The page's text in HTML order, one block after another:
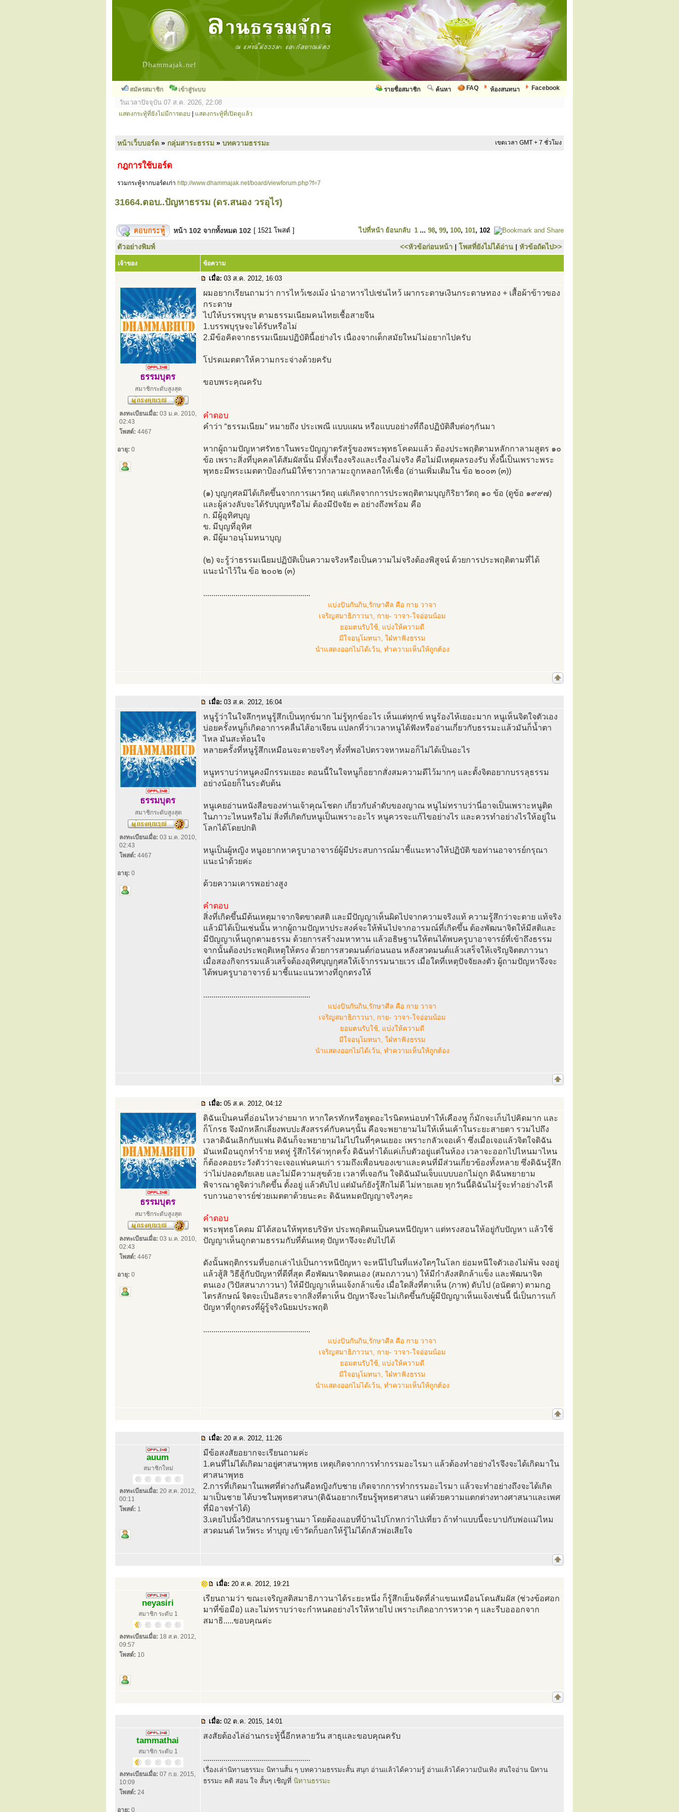
สมัครสมาชิก เข้าสู่ระบบ Facebook
ห้องสนทนา
FAQ
ค้นหา
รายชื่อสมาชิก
วันเวลาปัจจุบัน 07 ส.ค. 2026, 22:08
แสดงกระทู้ที่ยังไม่มีการตอบ แสดงกระทู้ที่เปิดดูแล้ว
หน้าเว็บบอร์ด » กลุ่มสาระธรรม » บทความธรรมะ เขตเวลา GMT + 7 ชั่วโมง
กฎการใช้บอร์ด
รวมกระทู้จากบอร์ดเก่า http://www.dhammajak.net/board/viewforum.php?f=7
31664.ตอบ..ปัญหาธรรม (ดร.สนอง วรอุไร)
หน้า 102 จากทั้งหมด 102 [ 1521 โพสต์ ] ไปที่หน้า ย้อนกลับ 1 ... 98, 99, 100, 101, 102
ตัวอย่างพิมพ์ <<หัวข้อก่อนหน้า | โพสที่ยังไม่ได้อ่าน | หัวข้อถัดไป>>
เจ้าของ ข้อความ
เมื่อ: 03 ส.ค. 2012, 16:03
ธรรมบุตร
สมาชิกระดับสูงสุด
ลงทะเบียนเมื่อ: 03 ม.ค. 2010,
02:43
โพสต์: 4467
อายุ: 0
ผมอยากเรียนถามว่า การไหว้เชงเม้ง นำอาหารไปเซ่นไหว้ เผากระดาษเงินกระดาษทอง + เสื้อผ้าข้าวของ
กระดาษ
ไปให้บรรพบุรุษ ตามธรรมเนียมคนไทยเชื้อสายจีน
1.บรรพบุรุษจะได้รับหรือไม่
2.มีข้อคิดจากธรรมเนียมปฏิบัตินี้อย่างไร เนื่องจากเด็กสมัยใหม่ไม่อยากไปครับ
โปรดเมตตาให้ความกระจ่างด้วยครับ
ขอบพระคุณครับ
คำตอบ
คำว่า “ธรรมเนียม” หมายถึง ประเพณี แบบแผน หรือแบบอย่างที่ถือปฏิบัติสืบต่อๆกันมา
หากผู้ถามปัญหาศรัทธาในพระปัญญาตรัสรู้ของพระพุทธโคดมแล้ว ต้องประพฤติตามหลักกาลามสูตร ๑๐
ข้อ เพราะสิ่งที่บุคคลได้สัมผัสนั้น มีทั้งเรื่องจริงและเรื่องไม่จริง คือไม่มีเหตุผลรองรับ ทั้งนี้เป็นเพราะพระ
พุทธะมีพระเมตตาป้องกันมิให้ชาวกาลามะถูกหลอกให้เชื่อ (อ่านเพิ่มเติมใน ข้อ ๒๐๐๓ (๓))
(๑) บุญกุศลมิได้เกิดขึ้นจากการเผาวัตถุ แต่เกิดจากการประพฤติตามบุญกิริยาวัตถุ ๑๐ ข้อ (ดูข้อ ๑๙๙๗)
และผู้ล่วงลับจะได้รับบุญหรือไม่ ต้องมีปัจจัย ๓ อย่างถึงพร้อม คือ
ก. มีผู้อุทิศบุญ
ข. มีบุญที่อุทิศ
ค. มีผู้มาอนุโมทนาบุญ
(๒) จะรู้ว่าธรรมเนียมปฏิบัติเป็นความจริงหรือเป็นความไม่จริงต้องพิสูจน์ ด้วยการประพฤติตามที่ได้
แนะนำไว้ใน ข้อ ๒๐๐๒ (๓)
.....................................................
แบ่งปันกันกิน,รักษาศีล คือ กาย วาจา
เจริญสมาธิภาวนา, กาย- วาจา-ใจอ่อนน้อม
ยอมตนรับใช้, แบ่งให้ความดี
มีใจอนุโมทนา, ใฝ่หาฟังธรรม
นำแสดงออกไม่ได้เว้น, ทำความเห็นให้ถูกต้อง
เมื่อ: 03 ส.ค. 2012, 16:04
ธรรมบุตร
สมาชิกระดับสูงสุด
ลงทะเบียนเมื่อ: 03 ม.ค. 2010,
02:43
โพสต์: 4467
อายุ: 0
หนูรู้ว่าในใจลึกๆหนูรู้สึกเป็นทุกข์มาก ไม่รู้ทุกข์อะไร เห็นแต่ทุกข์ หนูร้องไห้เยอะมาก หนูเห็นจิตใจตัวเอง
บ่อยครั้งหนูก็เกิดอาการคลื่นไส้อาเจียน แปลกที่ว่าเวลาหนูได้ฟังหรืออ่านเกี่ยวกับธรรมะแล้วมันก็น้ำตา
ไหล มันสะท้อนใจ
หลายครั้งที่หนูรู้สึกเหมือนจะตายจริงๆ ทั้งที่พอไปตรวจหาหมอก็ไม่ได้เป็นอะไร
หนูทราบว่าหนูคงมีกรรมเยอะ ตอนนี้ในใจหนูก็อยากสั่งสมความดีไว้มากๆ และตั้งจิตอยากบรรลุธรรม
อย่างน้อยก็ในระดับต้น
หนูเคยอ่านหนังสือของท่านเจ้าคุณโชดก เกี่ยวกับลำดับของญาณ หนูไม่ทราบว่านี่อาจเป็นเพราะหนูติด
ในภาวะไหนหรือไม่ สิ่งที่เกิดกับหนูเป็นเพราะอะไร หนูควรจะแก้ไขอย่างไร และควรทำอย่างไรให้อยู่ใน
โลกได้โดยปกติ
หนูเป็นผู้หญิง หนูอยากหาครูบาอาจารย์ผู้มีประสบการณ์มาชี้แนะทางให้ปฏิบัติ ขอท่านอาจารย์กรุณา
แนะนำด้วยค่ะ
ด้วยความเคารพอย่างสูง
คำตอบ
สิ่งที่เกิดขึ้นมีต้นเหตุมาจากจิตขาดสติ และมีปัญญาเห็นผิดไปจากความจริงแท้ ความรู้สึกว่าจะตาย แท้จริง
แล้วมิได้เป็นเช่นนั้น หากผู้ถามปัญหาประสงค์จะให้พ้นไปจากอารมณ์ที่เกิดขึ้น ต้องพัฒนาจิตให้มีสติและ
มีปัญญาเห็นถูกตามธรรม ด้วยการสร้างมหาทาน แล้วอธิษฐานให้ตนได้พบครูบาอาจารย์ที่เข้าถึงธรรม
จากนั้นต้องประพฤติเหตุให้ตรง ด้วยการสวดมนต์ก่อนนอน หลังสวดมนต์แล้วเสร็จให้เจริญจิตตภาวนา
เมื่อสองกิจกรรมแล้วเสร็จต้องอุทิศบุญกุศลให้เจ้ากรรมนายเวร เมื่อใดที่เหตุปัจจัยลงตัว ผู้ถามปัญหาจึงจะ
ได้พบครูบาอาจารย์ มาชี้แนะแนวทางที่ถูกตรงให้
.....................................................
แบ่งปันกันกิน,รักษาศีล คือ กาย วาจา
เจริญสมาธิภาวนา, กาย- วาจา-ใจอ่อนน้อม
ยอมตนรับใช้, แบ่งให้ความดี
มีใจอนุโมทนา, ใฝ่หาฟังธรรม
นำแสดงออกไม่ได้เว้น, ทำความเห็นให้ถูกต้อง
เมื่อ: 05 ส.ค. 2012, 04:12
ธรรมบุตร
สมาชิกระดับสูงสุด
ลงทะเบียนเมื่อ: 03 ม.ค. 2010,
02:43
โพสต์: 4467
อายุ: 0
ดิฉันเป็นคนที่อ่อนไหวง่ายมาก หากใครทักหรือพูดอะไรนิดหน่อบทำให้เคืองหู ก็มักจะเก็บไปคิดมาก และ
ก็โกรธ จึงมักหลีกเลี่ยงพบปะสังสรรค์กับคนๆนั้น คือจะพยายามไม่ให้เห็นเค้าในระยะสายตา รวมไปถึง
เวลาดิฉันเลิกกับแฟน ดิฉันก็จะพยายามไม่ไปในที่ๆคนเยอะ เพราะกลัวเจอเค้า ซึ่งเมื่อเจอแล้วจิตใจดิฉัน
มันเหมือนถูกทำร้าย หดหู่ รู้สึกไร้ค่าทุกครั้ง ดิฉันทำได้แค่เก็บตัวอยู่แต่ในห้อง เวลาจะออกไปไหนมาไหน
ก็ต้องคอยระวังตัวว่าจะเจอแฟนคนเก่า รวมถึงเพื่อนของเขาและคนที่มีส่วนเกี่ยวข้องทั้งหลาย ซึ่งดิฉันรู้สึก
ว่าไม่ปลอดภัยเลย และไม่มีความสุขด้วย เวลาที่เจอกัน ใจดิฉันมันเจ็บแบบบอกไม่ถูก ดิฉันพยายาม
พิจารณาดูจิตว่าเกิดขึ้น ตั้งอยู่ แล้วดับไป แต่มันก้ยังรู้สึกไม่ดี ไม่หายเลย ทุกวันนี้ดิฉันไม่รู้จะทำอย่างไรดี
รบกวนอาจารย์ช่วยเมตตาด้วยนะคะ ดิฉันหมดปัญญาจริงๆคะ
คำตอบ
พระพุทธโคดม มิได้สอนให้พุทธบริษัท ประพฤติตนเป็นคนหนีปัญหา แต่ทรงสอนให้อยู่กับปัญหา แล้วใช้
ปัญญาเห็นถูกตามธรรมกับที่ต้นเหตุ ปัญหาจึงจะดับไปได้
ดังนั้นพฤติกรรมที่บอกเล่าไปเป็นการหนีปัญหา จะหนีไปในที่แห่งใดๆในโลก ย่อมหนีใจตัวเองไม่พ้น จงอยู่
แล้วสู้สิ วิธีสู้กับปัญหาที่ดีที่สุด คือพัฒนาจิตตนเอง (สมถภาวนา) ให้มีกำลังสติกล้าแข็ง และพัฒนาจิต
ตนเอง (วิปัสสนาภาวนา) ให้มีปัญญาเห็นแจ้งกล้าแข็ง เมื่อใดสิ่งที่ตาเห็น (ภาพ) ดับไป (อนัตตา) ตามกฎ
ไตรลักษณ์ จิตจะเป็นอิสระจากสิ่งที่ตาเห็น ปัญหาจึงจะไม่เกิดขึ้นกับผู้มีปัญญาเห็นแจ้งเช่นนี้ นี่เป็นการแก้
ปัญหาที่ถูกตรงที่ผู้รู้จริงนิยมประพฤติ
.....................................................
แบ่งปันกันกิน,รักษาศีล คือ กาย วาจา
เจริญสมาธิภาวนา, กาย- วาจา-ใจอ่อนน้อม
ยอมตนรับใช้, แบ่งให้ความดี
มีใจอนุโมทนา, ใฝ่หาฟังธรรม
นำแสดงออกไม่ได้เว้น, ทำความเห็นให้ถูกต้อง
เมื่อ: 20 ส.ค. 2012, 11:26
auum
สมาชิกใหม่
ลงทะเบียนเมื่อ: 20 ส.ค. 2012,
00:11
โพสต์: 1
มีข้อสงสัยอยากจะเรียนถามค่ะ
1.คนที่ไม่ได้เกิดมาอยู่ศาสนาพุทธ เหตุเกิดจากการทำกรรมอะไรมา แล้วต้องทำอย่างไรจึงจะได้เกิดมาใน
ศาสนาพุทธ
2.การที่เกิดมาในเพศที่ต่างกันคือหญิงกับชาย เกิดจากการทำกรรมอะไรมา แล้วจะทำอย่างถึงจะได้เกิด
มาเป็นชาย ได้บวชในพุทธศาสนา(ดิฉันอยากเรียนรู้พุทธศาสนา แต่ด้วยความแตกต่างทางศาสนาและเพศ
ที่มิอาจทำได้)
3.เคยไปนั้งวิปัสนากรรมฐานมา โดยต้องแอบที่บ้านไปโกหกว่าไปเที่ยว ถ้าทำแบบนี้จะบาปกับพ่อแม่ไหม
สวดมนต์ ไหว้พระ ทำบุญ เข้าวัดก็บอกให้รู้ไม่ได้กลัวพ่อเสียใจ
เมื่อ: 20 ส.ค. 2012, 19:21
neyasiri
สมาชิก ระดับ 1
ลงทะเบียนเมื่อ: 18 ส.ค. 2012,
09:57
โพสต์: 10
เรียนถามว่า ขณะเจริญสติสมาธิภาวนาได้ระยะหนึ่ง ก็รู้สึกเย็นจัดที่ลำแขนเหมือนโดนสัมผัส (ช่วงข้อศอก
มาที่ข้อมือ) และไม่ทราบว่าจะกำหนดอย่างไรให้หายไป เพราะเกิดอาการหวาด ๆ และรีบอออกจาก
สมาธิ.....ขอบคุณค่ะ
เมื่อ: 02 ต.ค. 2015, 14:01
tammathai
สมาชิก ระดับ 1
ลงทะเบียนเมื่อ: 07 ก.ย. 2015,
10:09
โพสต์: 24
อายุ: 0
สงสัยต้องไล่อ่านกระทู้นี้อีกหลายวัน สาธุและขอบคุณครับ
.....................................................
เรื่องเล่านิทานธรรมะ นิทานสั้น ๆ บทความธรรมะสั้น สนุก อ่านแล้วได้ความรู้ อ่านแล้วได้ความบันเทิง สนใจอ่าน นิทาน
ธรรมะ คติ สอน ใจ สั้นๆ เชิญที่ นิทานธรรมะ